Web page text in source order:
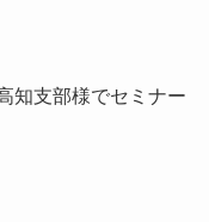
支部様でセミナー